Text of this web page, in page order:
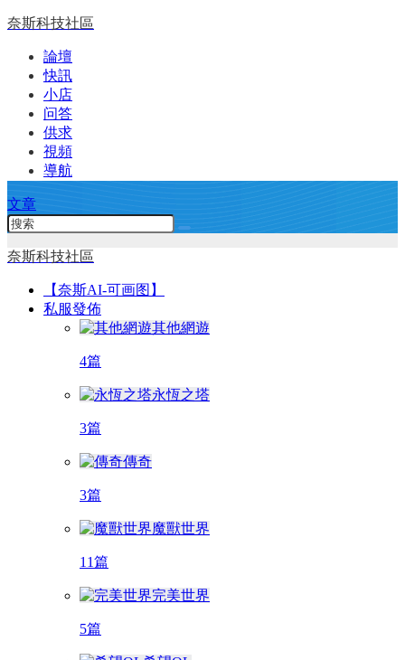
奈斯科技社區
論壇
快訊
小店
问答
供求
視頻
導航
文章
奈斯科技社區
【奈斯AI-可画图】
私服發佈
其他網遊
4篇
永恆之塔
3篇
傳奇
3篇
魔獸世界
11篇
完美世界
5篇